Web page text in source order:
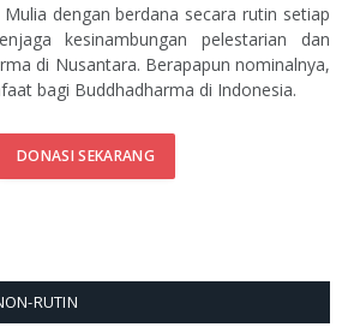
dengan berdana secara rutin setiap
kesinambungan pelestarian dan
di Nusantara. Berapapun nominalnya,
bagi Buddhadharma di Indonesia.
DONASI SEKARANG
RUTIN